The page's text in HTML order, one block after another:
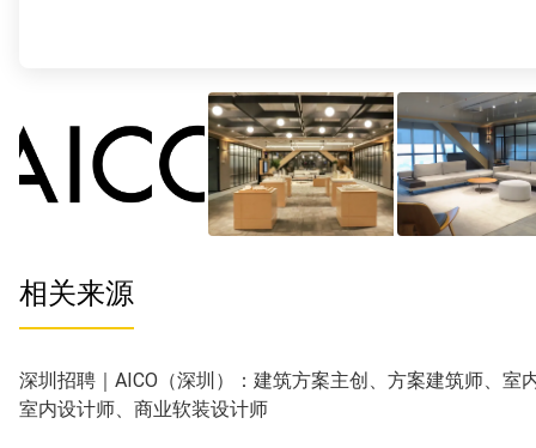
相关来源
深圳招聘｜AICO（深圳）：建筑方案主创、方案建筑师、室
室内设计师、商业软装设计师